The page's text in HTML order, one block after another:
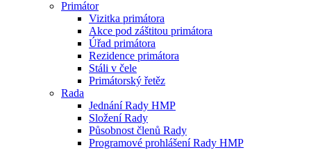
Primátor
Vizitka primátora
Akce pod záštitou primátora
Úřad primátora
Rezidence primátora
Stáli v čele
Primátorský řetěz
Rada
Jednání Rady HMP
Složení Rady
Působnost členů Rady
Programové prohlášení Rady HMP